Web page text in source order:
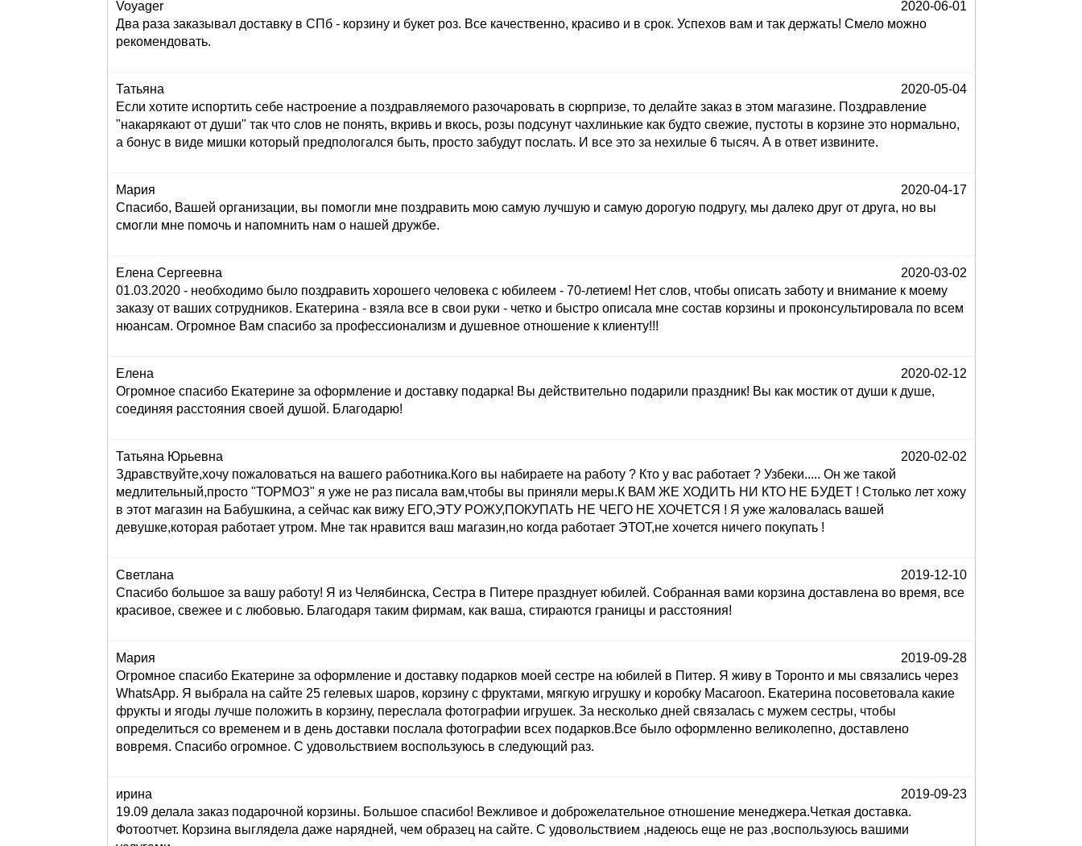
Voyager
2020-06-01
Два раза заказывал доставку в СПб - корзину и букет роз. Все качественно, красиво и в срок. Успехов вам и так держать! Смело можно
рекомендовать.
Татьяна
2020-05-04
Если хотите испортить себе настроение а поздравляемого разочаровать в сюрпризе, то делайте заказ в этом магазине. Поздравление
"накарякают от души" так что слов не понять, вкривь и вкось, розы подсунут чахлинькие как будто свежие, пустоты в корзине это нормально,
а бонус в виде мишки который предпологался быть, просто забудут послать. И все это за нехилые 6 тысяч. А в ответ извините.
Мария
2020-04-17
Спасибо, Вашей организации, вы помогли мне поздравить мою самую лучшую и самую дорогую подругу, мы далеко друг от друга, но вы
смогли мне помочь и напомнить нам о нашей дружбе.
Елена Сергеевна
2020-03-02
01.03.2020 - необходимо было поздравить хорошего человека с юбилеем - 70-летием! Нет слов, чтобы описать заботу и внимание к моему
заказу от ваших сотрудников. Екатерина - взяла все в свои руки - четко и быстро описала мне состав корзины и проконсультировала по всем
нюансам. Огромное Вам спасибо за профессионализм и душевное отношение к клиенту!!!
Елена
2020-02-12
Огромное спасибо Екатерине за оформление и доставку подарка! Вы действительно подарили праздник! Вы как мостик от души к душе,
соединяя расстояния своей душой. Благодарю!
Татьяна Юрьевна
2020-02-02
Здравствуйте,хочу пожаловаться на вашего работника.Кого вы набираете на работу ? Кто у вас работает ? Узбеки..... Он же такой
медлительный,просто "ТОРМОЗ" я уже не раз писала вам,чтобы вы приняли меры.К ВАМ ЖЕ ХОДИТЬ НИ КТО НЕ БУДЕТ ! Столько лет хожу
в этот магазин на Бабушкина, а сейчас как вижу ЕГО,ЭТУ РОЖУ,ПОКУПАТЬ НЕ ЧЕГО НЕ ХОЧЕТСЯ ! Я уже жаловалась вашей
девушке,которая работает утром. Мне так нравится ваш магазин,но когда работает ЭТОТ,не хочется ничего покупать !
Светлана
2019-12-10
Спасибо большое за вашу работу! Я из Челябинска, Сестра в Питере празднует юбилей. Собранная вами корзина доставлена во время, все
красивое, свежее и с любовью. Благодаря таким фирмам, как ваша, стираются границы и расстояния!
Мария
2019-09-28
Огромное спасибо Екатерине за оформление и доставку подарков моей сестре на юбилей в Питер. Я живу в Торонто и мы связались через
WhatsApp. Я выбрала на сайте 25 гелевых шаров, корзину с фруктами, мягкую игрушку и коробку Macaroon. Екатерина посоветовала какие
фрукты и ягоды лучше положить в корзину, переслала фотографии игрушек. За несколько дней связалась с мужем сестры, чтобы
определиться со временем и в день доставки послала фотографии всех подарков.Все было оформленно великолепно, доставлено
вовремя. Спасибо огромное. С удовольствием воспользуюсь в следующий раз.
ирина
2019-09-23
19.09 делала заказ подарочной корзины. Большое спасибо! Вежливое и доброжелательное отношение менеджера.Четкая доставка.
Фотоотчет. Корзина выглядела даже нарядней, чем образец на сайте. С удовольствием ,надеюсь еще не раз ,воспользуюсь вашими